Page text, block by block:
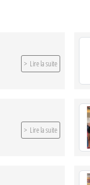
Lire la suite
Lire la suite